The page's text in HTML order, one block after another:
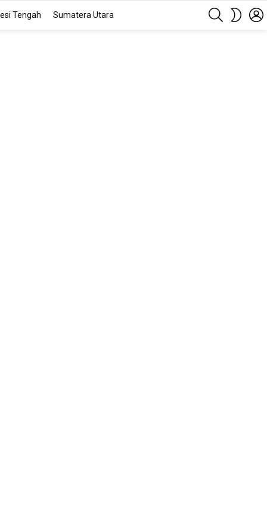
Tengah Sumatera Utara
SEARCH
SKIN